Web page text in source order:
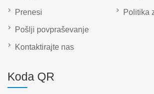
Prenesi
Pošlji povpraševanje
Kontaktirajte nas
Politika
Koda QR